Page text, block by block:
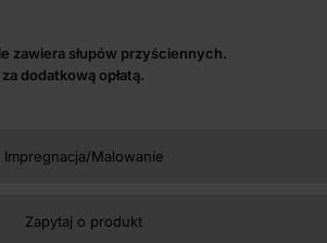
Impregnacja/Malowanie
Zapytaj o produkt
zawiera słupów przyściennych.
dodatkową opłatą.